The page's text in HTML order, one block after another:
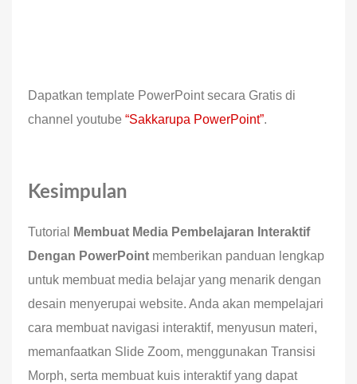
Dapatkan template PowerPoint secara Gratis di
channel youtube “Sakkarupa PowerPoint”.
Kesimpulan
Tutorial
Membuat Media Pembelajaran Interaktif
Dengan PowerPoint memberikan panduan lengkap
untuk membuat media belajar yang menarik dengan
desain menyerupai website. Anda akan mempelajari
cara membuat navigasi interaktif, menyusun materi,
memanfaatkan Slide Zoom, menggunakan Transisi
Morph, serta membuat kuis interaktif yang dapat